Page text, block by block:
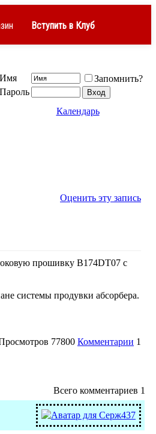
Вступить в Клуб
Имя
Запомнить?
Пароль
Календарь
Оценить эту запись
прошивку B174DT07 с
системы продувки абсорбера.
77800 Комментарии 1
Всего комментариев 1